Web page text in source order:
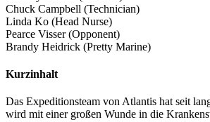
Chuck Campbell (Technician)
Linda Ko (Head Nurse)
Pearce Visser (Opponent)
Brandy Heidrick (Pretty Marine)
Kurzinhalt
Das Expeditionsteam von Atlantis hat seit
wird mit einer großen Wunde in die